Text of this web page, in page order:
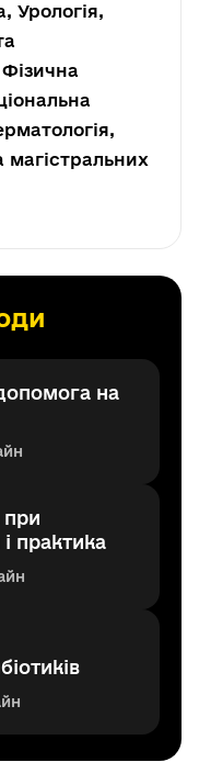
Урологія,
магістральних
на
при
практика